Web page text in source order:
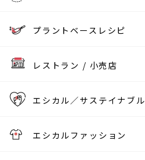
プラントベースレシピ
レストラン / 小売店
エシカル／サステイナブル
エシカルファッション